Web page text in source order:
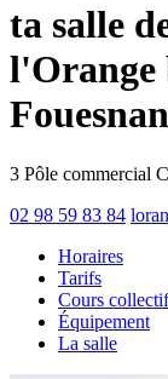
ta salle
l'Orange
3 Pôle commercial
02 98 59 83 84
Horaires
Tarifs
Cours
Équipement
La salle